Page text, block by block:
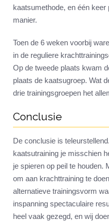
kaatsumethode, en één
manier.
Toen de 6 weken voorbij
in de reguliere
Op de tweede plaats kwam
plaats de kaatsugroep. Wat
drie trainingsgroepen het
Conclusie
De conclusie is
kaatsutraining je misschien
je spieren op peil te houden.
om aan krachttraining te
alternatieve trainingsvorm
inspanning spectaculaire
heel vaak gezegd, en wij